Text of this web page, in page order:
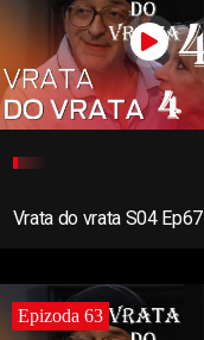
Vrata do vrata S04 Ep67
Epizoda 63